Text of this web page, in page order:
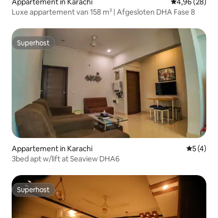
Luxe appartement van 158 m² | Afgesloten DHA Fase 8
Superhost
Superhost
Appartement in Karachi
5 (4)
3bed apt w/lift at Seaview DHA6
Superhost
Superhost